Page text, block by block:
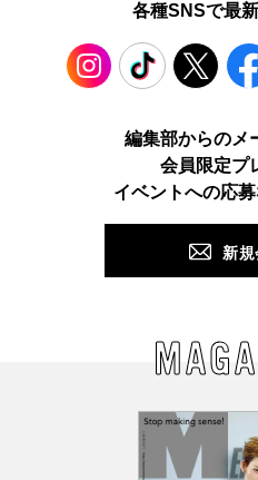
各種SNSで最
TikTok
編集部からのメ
会員限定プ
イベントへの応
新